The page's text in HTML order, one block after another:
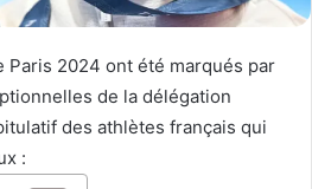
Paris 2024 ont été marqués par
de la délégation
des athlètes français qui
: